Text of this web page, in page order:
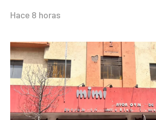
Hace 8 horas